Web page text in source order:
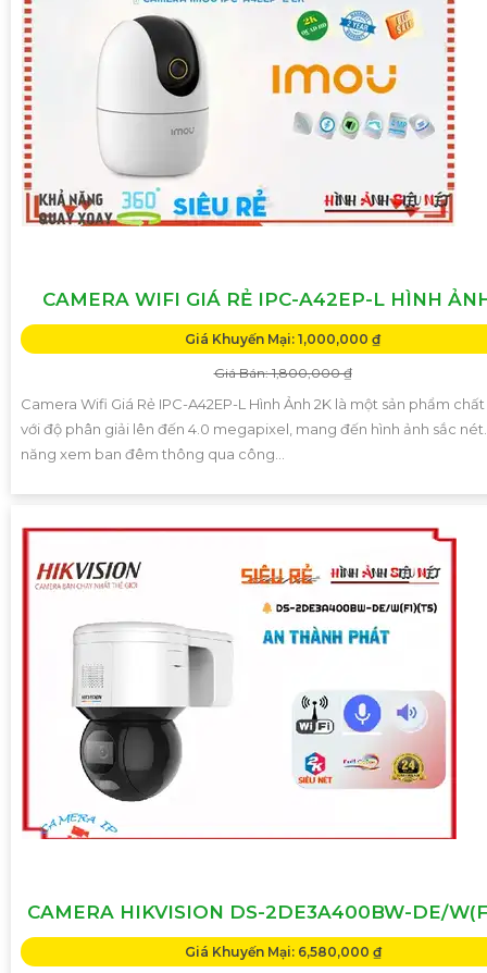
CAMERA WIFI GIÁ RẺ IPC-A42EP-L HÌNH
Giá Khuyến Mại: 1,000,000 ₫
Giá Bán: 1,800,000 ₫
Camera Wifi Giá Rẻ IPC-A42EP-L Hình Ảnh 2K là một sản phẩm
với độ phân giải lên đến 4.0 megapixel, mang đến hình ảnh sắc
năng xem ban đêm thông qua công...
CAMERA HIKVISION DS-2DE3A400BW-DE/
Giá Khuyến Mại: 6,580,000 ₫